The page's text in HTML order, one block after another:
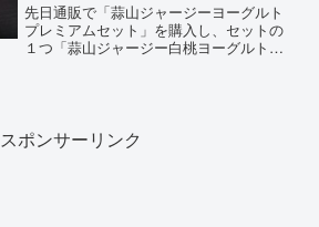
先日通販で「蒜山ジャージーヨーグルト
プレミアムセット」を購入し、セットの
１つ「蒜山ジャージー白桃ヨーグルト」
スポンサーリンク